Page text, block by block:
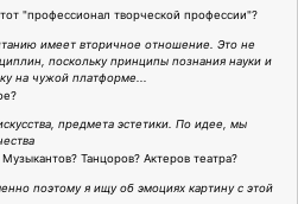
"профессионал творческой профессии"?
имеет вторичное отношение. Это не
поскольку принципы познания науки и
на чужой платформе...
предмета эстетики. По идее, мы
Танцоров? Актеров театра?
поэтому я ищу об эмоциях картину с этой